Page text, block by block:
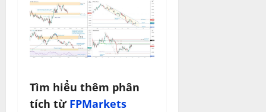
Tìm hiểu thêm phân
tích từ FPMarkets